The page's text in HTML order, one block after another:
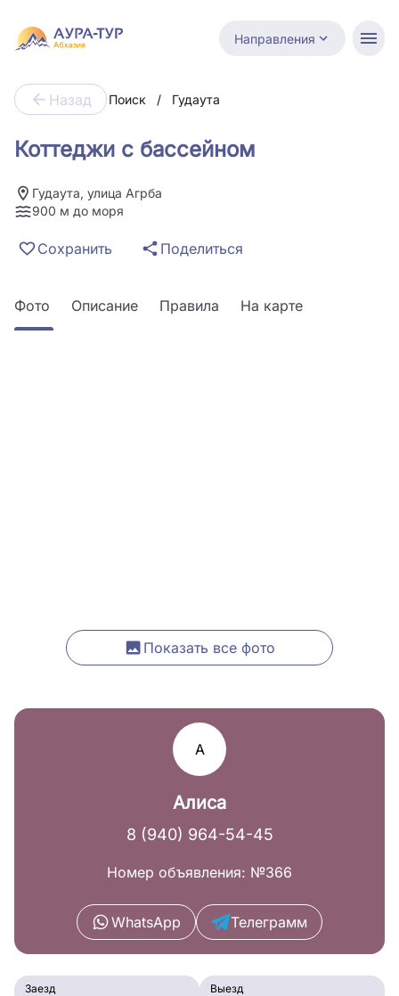
Направления
Назад Поиск / Гудаута
Коттеджи с бассейном
Гудаута, улица Агрба
900 м до моря
Сохранить Поделиться
Фото Описание Правила На карте
Показать все фото
А
Алиса
8 (940) 964-54-45
Номер объявления: №366
WhatsApp Телеграмм
Заезд Выезд